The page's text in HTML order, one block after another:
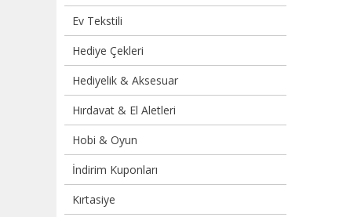
Ev Tekstili
Hediye Çekleri
Hediyelik & Aksesuar
Hırdavat & El Aletleri
Hobi & Oyun
İndirim Kuponları
Kırtasiye